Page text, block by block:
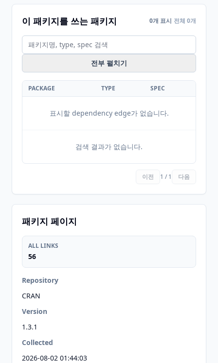
이 패키지를 쓰는 패키지 0개 표시 전체 0개
전부 펼치기
PACKAGE TYPE SPEC
표시할 dependency edge가 없습니다.
검색 결과가 없습니다.
이전 1 / 1 다음
패키지 페이지
ALL LINKS
56
Repository
CRAN
Version
1.3.1
Collected
2026-08-02 01:44:03